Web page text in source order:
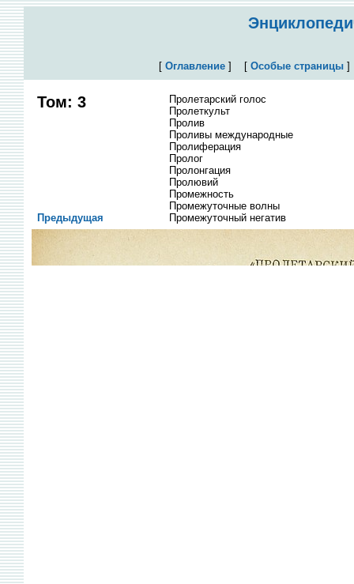
[ Оглавление] [ Особые страницы
Том: 3
Пролетарский голос
Пролеткульт
Пролив
Проливы международные
Пролиферация
Пролог
Пролонгация
Пролювий
Промежность
Промежуточные волны
Промежуточный негатив
Предыдущая